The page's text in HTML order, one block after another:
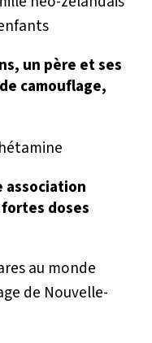
un père et ses
camouflage,
association
doses